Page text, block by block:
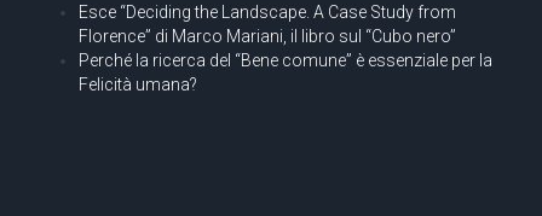
Esce “Deciding the Landscape. A Case Study from
Florence” di Marco Mariani, il libro sul “Cubo nero”
Perché la ricerca del “Bene comune” è essenziale per la
Felicità umana?